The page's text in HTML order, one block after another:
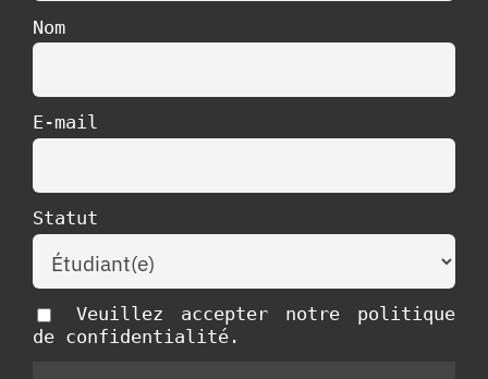
Nom
E-mail
Statut
Veuillez accepter notre politique
de confidentialité.